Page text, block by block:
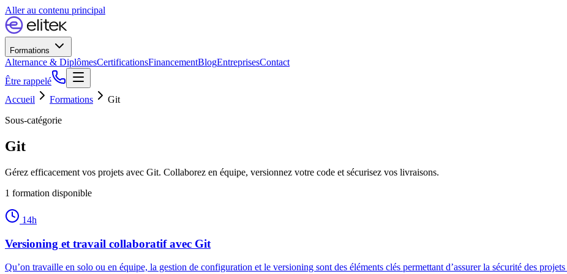
Aller au contenu principal
Formations
Alternance & DiplômesCertificationsFinancementBlogEntreprisesContact
Être rappelé
Accueil
Formations
Git
Sous-catégorie
Git
Gérez efficacement vos projets avec Git. Collaborez en équipe, versionnez votre code et sécurisez vos livraisons.
1 formation disponible
14h
Versioning et travail collaboratif avec Git
Qu’on travaille en solo ou en équipe, la gestion de configuration et le versioning sont des éléments clés permettant d’assurer la sécurité des